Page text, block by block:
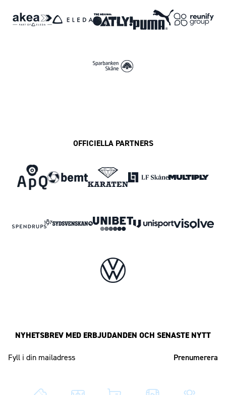
OFFICIELLA PARTNERS
NYHETSBREV MED ERBJUDANDEN OCH SENASTE NYTT